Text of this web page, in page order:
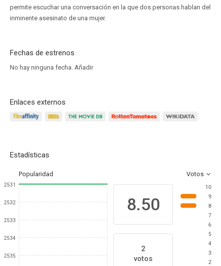
permite escuchar una conversación en la que dos personas hablan del
inminente asesinato de una mujer.
Fechas de estrenos
No hay ninguna fecha. Añadir
Enlaces externos
Estadísticas
Popularidad Votos
2531
2532
2533
2534
2535
8.50
2
votos
10
9
8
7
6
5
4
3
2